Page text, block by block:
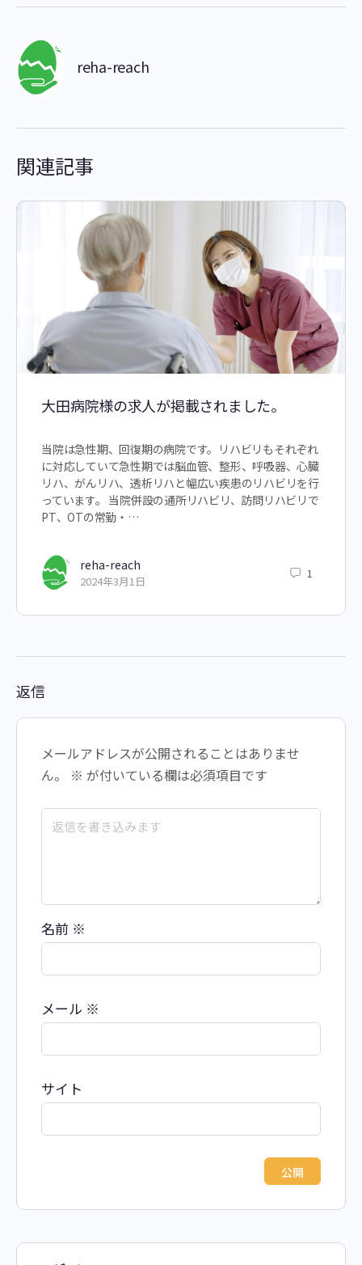
reha-reach
関連記事
大田病院様の求人が掲載されました。
当院は急性期、回復期の病院です。リハビリもそれぞれ
に対応していて急性期では脳血管、整形、呼吸器、心臓
リハ、がんリハ、透析リハと幅広い疾患のリハビリを行
っています。 当院併設の通所リハビリ、訪問リハビリで
PT、OTの常勤・…
reha-reach
2024年3月1日
1
返信
メールアドレスが公開されることはありませ
ん。
※ が付いている欄は必須項目です
名前 ※
メール ※
サイト